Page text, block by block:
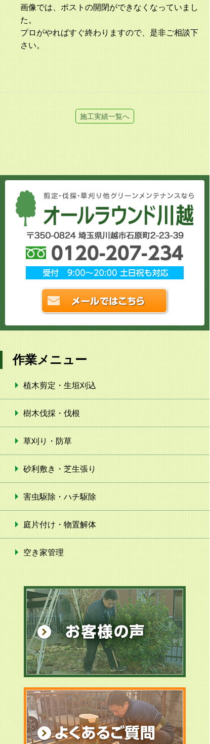
画像では、ポストの開閉ができなくなっていまし
た。
プロがやればすぐ終わりますので、是非ご相談下
さい。
施工実績一覧へ
作業メニュー
植木剪定・生垣刈込
樹木伐採・伐根
草刈り・防草
砂利敷き・芝生張り
害虫駆除・ハチ駆除
庭片付け・物置解体
空き家管理